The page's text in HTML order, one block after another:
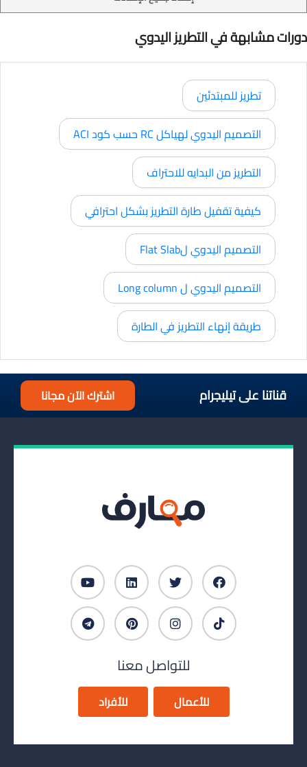
دورات مشابهة في التطريز اليدوي
تطريز للمبتدئين
التصميم اليدوي لهياكل RC حسب كود ACI
التطريز من البدايه للاحتراف
كيفية تقفيل طارة التطريز بشكل احترافي
التصميم اليدوي لFlat Slab
التصميم اليدوي ل Long column
طريقة إنهاء التطريز في الطارة
قناتنا على تيليجرام اشترك الآن مجانا
للتواصل معنا
للأعمال للأفراد